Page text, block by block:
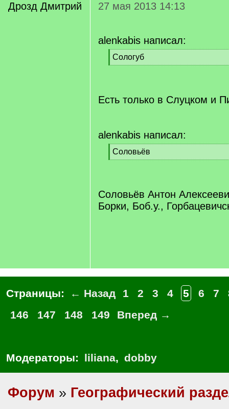
Дрозд Дмитрий 27 мая 2013 14:13
alenkabis написал:
[
q
Сологуб
[
Есть только в Слуцком и
alenkabis написал:
[
q
Соловьёв
[
Соловьёв Антон
Борки, Боб.у.,
Страницы: ← Назад 1 2 3 4 5 6 7
146
147 148 149 Вперед →
Модераторы: liliana, dobby
Форум » Географический